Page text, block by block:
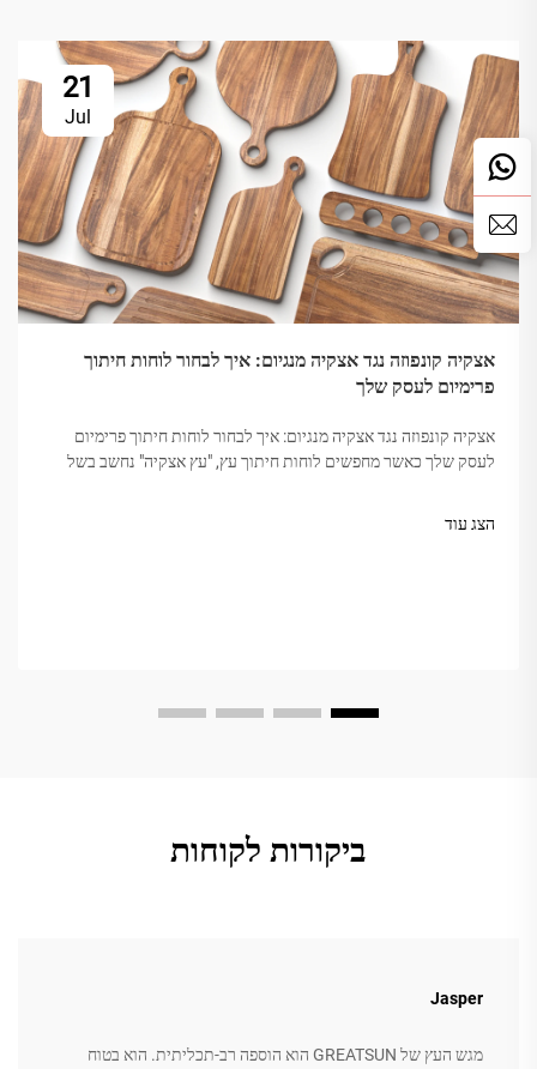
21
Jul
אצקיה קונפוזה נגד אצקיה מנגיום: איך לבחור לוחות חיתוך
פרימיום לעסק שלך
אצקיה קונפוזה נגד אצקיה מנגיום: איך לבחור לוחות חיתוך פרימיום
לעסק שלך כאשר מחפשים לוחות חיתוך עץ, "עץ אצקיה" נחשב בשל
הצג עוד
ביקורות לקוחות
Jasper
מגש העץ של GREATSUN הוא הוספה רב-תכליתית. הוא בטוח